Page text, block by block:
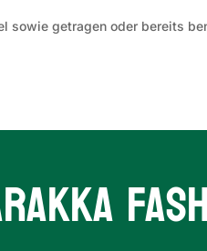
sowie getragen oder bereits